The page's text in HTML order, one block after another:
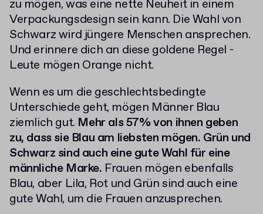
zu mögen, was eine nette Neuheit in einem
Verpackungsdesign sein kann. Die Wahl von
Schwarz wird jüngere Menschen ansprechen.
Und erinnere dich an diese goldene Regel -
Leute mögen Orange nicht.
Wenn es um die geschlechtsbedingte
Unterschiede geht, mögen Männer Blau
ziemlich gut. Mehr als 57% von ihnen geben
zu, dass sie Blau am liebsten mögen. Grün und
Schwarz sind auch eine gute Wahl für eine
männliche Marke. Frauen mögen ebenfalls
Blau, aber Lila, Rot und Grün sind auch eine
gute Wahl, um die Frauen anzusprechen.